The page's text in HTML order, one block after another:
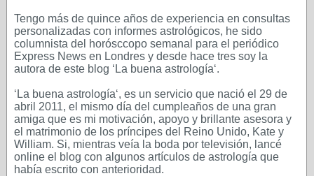
Tengo más de quince años de experiencia en consultas
personalizadas con informes astrológicos, he sido
columnista del horósccopo semanal para el periódico
Express News en Londres y desde hace tres soy la
autora de este blog ‘La buena astrología‘.
‘La buena astrología‘, es un servicio que nació el 29 de
abril 2011, el mismo día del cumpleaños de una gran
amiga que es mi motivación, apoyo y brillante asesora y
el matrimonio de los príncipes del Reino Unido, Kate y
William. Si, mientras veía la boda por televisión, lancé
online el blog con algunos artículos de astrología que
había escrito con anterioridad.